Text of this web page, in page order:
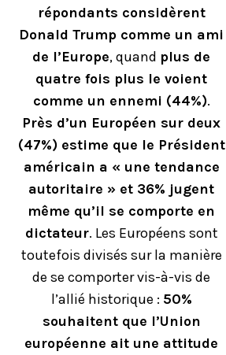
répondants considèrent
Donald Trump comme un ami
de l’Europe, quand plus de
quatre fois plus le voient
comme un ennemi (44%).
Près d’un Européen sur deux
(47%) estime que le Président
américain a « une tendance
autoritaire » et 36% jugent
même qu’il se comporte en
dictateur. Les Européens sont
toutefois divisés sur la manière
de se comporter vis-à-vis de
l’allié historique : 50%
souhaitent que l’Union
européenne ait une attitude